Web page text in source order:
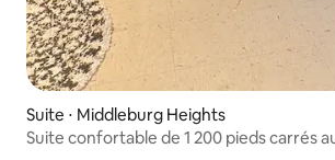
Suite ⋅ Middleburg Heights
Suite confortable de 1 200 pieds carrés